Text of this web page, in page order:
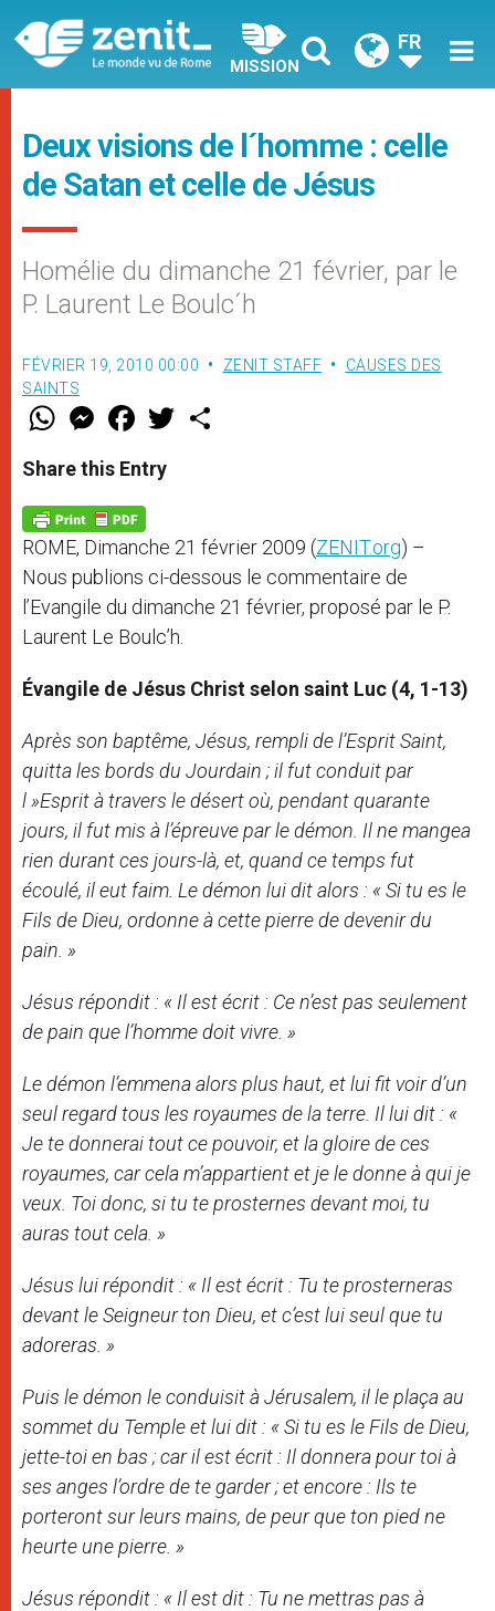
MISSION
FR
Deux visions de l´homme : celle
de Satan et celle de Jésus
Homélie du dimanche 21 février, par le
P. Laurent Le Boulc´h
FÉVRIER 19, 2010 00:00 ZENIT STAFF
CAUSES DES
SAINTS
W
t
s
p
p
M
e
s
e
g
e
r
F
a
e
b
o
k
w
Share this Entry
ROME, Dimanche 21 février 2009 (ZENIT.org) –
Nous publions ci-dessous le commentaire de
l’Evangile du dimanche 21 février, proposé par le P.
Laurent Le Boulc’h.
Évangile de Jésus Christ selon saint Luc (4, 1-13)
Après son baptême, Jésus, rempli de l’Esprit Saint,
quitta les bords du Jourdain ; il fut conduit par
l »Esprit à travers le désert où, pendant quarante
jours, il fut mis à l’épreuve par le démon. Il ne mangea
rien durant ces jours-là, et, quand ce temps fut
écoulé, il eut faim. Le démon lui dit alors : « Si tu es le
Fils de Dieu, ordonne à cette pierre de devenir du
pain. »
Jésus répondit : « Il est écrit : Ce n’est pas seulement
de pain que l’homme doit vivre. »
Le démon l’emmena alors plus haut, et lui fit voir d’un
seul regard tous les royaumes de la terre. Il lui dit : «
Je te donnerai tout ce pouvoir, et la gloire de ces
royaumes, car cela m’appartient et je le donne à qui je
veux. Toi donc, si tu te prosternes devant moi, tu
auras tout cela. »
Jésus lui répondit : « Il est écrit : Tu te prosterneras
devant le Seigneur ton Dieu, et c’est lui seul que tu
adoreras. »
Puis le démon le conduisit à Jérusalem, il le plaça au
sommet du Temple et lui dit : « Si tu es le Fils de Dieu,
jette-toi en bas ; car il est écrit : Il donnera pour toi à
ses anges l’ordre de te garder ; et encore : Ils te
porteront sur leurs mains, de peur que ton pied ne
heurte une pierre. »
Jésus répondit : « Il est dit : Tu ne mettras pas à